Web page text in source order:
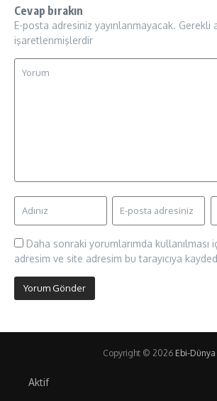
Cevap bırakın
E-posta adresiniz yayınlanmayacak. Gerekli
işaretlenmişlerdir
Daha sonraki yorumlarımda kullanılması
adresim ve site adresim bu tarayıcıya
Copyright © 2026 Ebi-Dünya
Aktif